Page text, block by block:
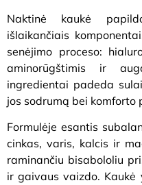
Naktinė kaukė
išlaikančiais
senėjimo proceso:
aminorūgštimis ir
ingredientai padeda
jos sodrumą bei komforto
Formulėje esantis
cinkas, varis, kalcis ir
raminančiu bisabololiu
ir gaivaus vaizdo.